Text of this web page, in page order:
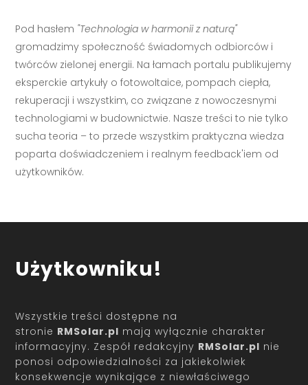
Pod hasłem "Technologia w harmonii z naturą"
gromadzimy społeczność świadomych odbiorców i
twórców zielonej energii. Na łamach portalu publikujemy
eksperckie artykuły o fotowoltaice, pompach ciepła,
rekuperacji i wszystkim, co związane z nowoczesnymi
technologiami w budownictwie. Nasze treści to nie tylko
sucha teoria – to przede wszystkim praktyczna wiedza
poparta doświadczeniem i realnym feedback'iem od
użytkowników.
Użytkowniku!
Wszystkie treści dostępne na
stronie RMSolar.pl mają wyłącznie charakter
informacyjny. Zespół redakcyjny RMSolar.pl nie
ponosi odpowiedzialności za jakiekolwiek
konsekwencje wynikające z niewłaściwego